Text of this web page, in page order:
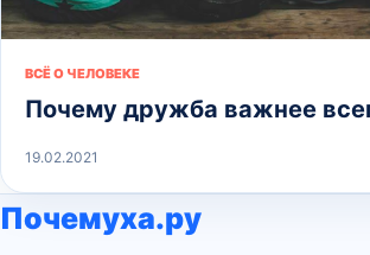
ВСЁ О ЧЕЛОВЕКЕ
Почему дружба важнее
19.02.2021
Почемуха.ру